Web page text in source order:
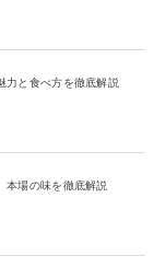
力と食べ方を徹底解説
本場の味を徹底解説